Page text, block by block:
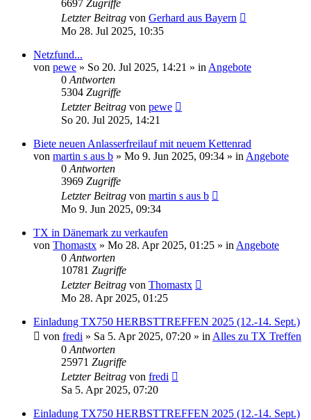
6697 Zugriffe
Letzter Beitrag von Gerhard aus Bayern
Mo 28. Jul 2025, 10:35
Netzfund...
von pewe » So 20. Jul 2025, 14:21 » in Angebote
0 Antworten
5304 Zugriffe
Letzter Beitrag von pewe
So 20. Jul 2025, 14:21
Biete neuen Anlasserfreilauf mit neuem Kettenrad
von martin s aus b » Mo 9. Jun 2025, 09:34 » in Angebote
0 Antworten
3969 Zugriffe
Letzter Beitrag von martin s aus b
Mo 9. Jun 2025, 09:34
TX in Dänemark zu verkaufen
von Thomastx » Mo 28. Apr 2025, 01:25 » in Angebote
0 Antworten
10781 Zugriffe
Letzter Beitrag von Thomastx
Mo 28. Apr 2025, 01:25
Einladung TX750 HERBSTTREFFEN 2025 (12.-14. Sept.)
von fredi » Sa 5. Apr 2025, 07:20 » in Alles zu TX Treffen
0 Antworten
25971 Zugriffe
Letzter Beitrag von fredi
Sa 5. Apr 2025, 07:20
Einladung TX750 HERBSTTREFFEN 2025 (12.-14. Sept.)